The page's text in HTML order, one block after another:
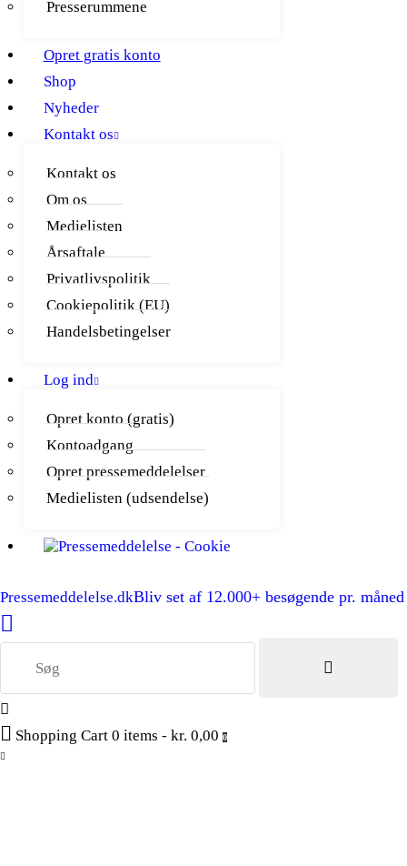
Presserummene
Opret gratis konto
Shop
Nyheder
Kontakt os
Kontakt os
Om os
Medielisten
Årsaftale
Privatlivspolitik
Cookiepolitik (EU)
Handelsbetingelser
Log ind
Opret konto (gratis)
Kontoadgang
Opret pressemeddelelser
Medielisten (udsendelse)
Pressemeddelelse.dkBliv set af 12.000+ besøgende pr. måned
Shopping Cart 0 items - kr. 0,00 0